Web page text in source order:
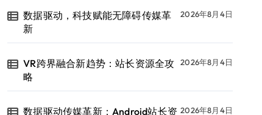
数据驱动，科技赋能无障碍传媒革
新
2026年8月4日
VR跨界融合新趋势：站长资源全攻
略
2026年8月4日
数据驱动传媒革新：Android站长资 2026年8月4日